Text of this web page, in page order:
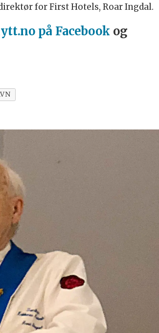
for First Hotels, Roar Ingdal.
på Facebook og